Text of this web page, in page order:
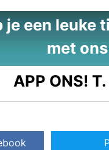
je een leuke
met
APP ONS! T.